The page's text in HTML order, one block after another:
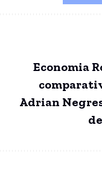
Economia
Adrian